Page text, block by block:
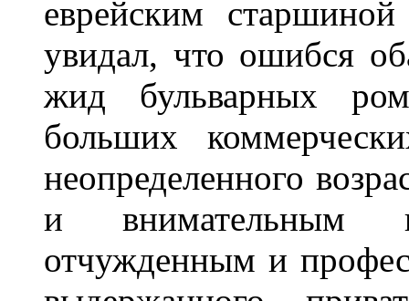
еврейским
увидал, что ошибся
жид бульварных
больших
неопределенного
и внимательным
отчужденным и